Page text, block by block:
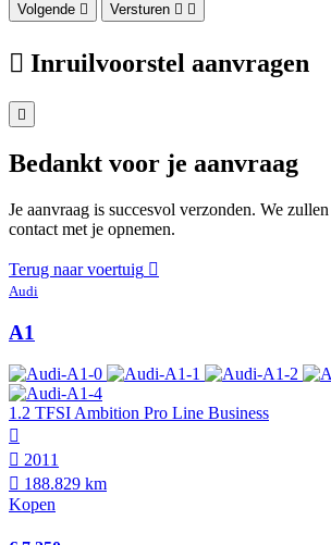
Volgende
Versturen
Inruilvoorstel aanvragen
Bedankt voor je aanvraag
Je aanvraag is succesvol verzonden. We
contact met je opnemen.
Terug naar voertuig
Audi
A1
1.2 TFSI Ambition Pro Line Business
2011
188.829 km
Kopen